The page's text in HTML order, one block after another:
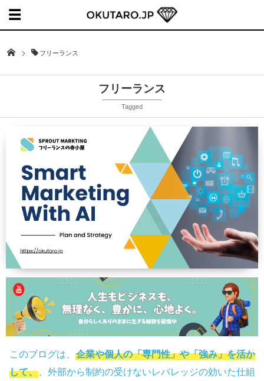
フリーランス
フリーランス
Tagged
このブログは、 企業や個人の「専門性」や「強み」を活か
して、、外部から制約の受けないレバレッジの効いた仕組